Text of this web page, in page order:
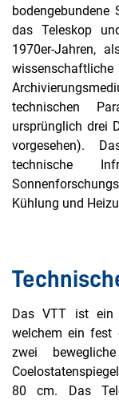
bodengebundene
das Teleskop
1970er-Jahren,
technischen
ursprünglich drei
vorgesehen).
technische
Kühlung und
Das VTT ist ein
welchem ein fest
zwei
80 cm. Das